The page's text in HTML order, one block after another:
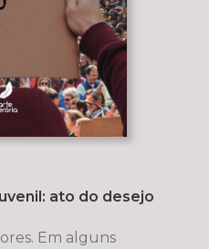
ato do desejo
Em alguns